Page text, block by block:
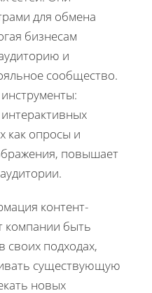
для обмена
бизнесам
и
сообщество.
как опросы и
повышает
контент-
компании быть
подходах,
существующую
новых